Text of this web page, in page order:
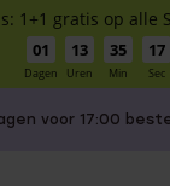
1+1 gratis op alle
01
Dagen
13
Uren
35
Min
17
Sec
voor 17:00